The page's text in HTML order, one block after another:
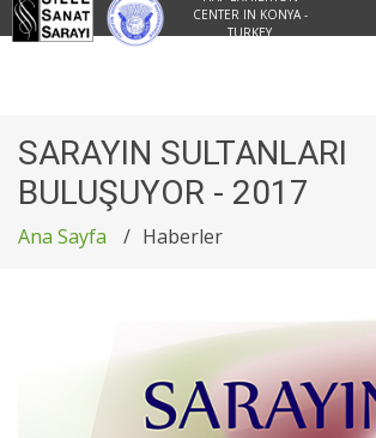
CENTER IN KONYA -
TURKEY
SARAYIN SULTANLARI
BULUŞUYOR - 2017
Ana Sayfa Haberler